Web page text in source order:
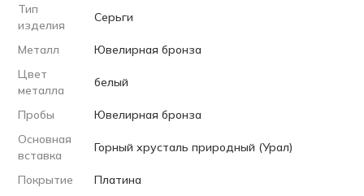
Тип
изделия
Серьги
Металл
Ювелирная бронза
Цвет
металла
белый
Пробы
Ювелирная бронза
Основная
вставка
Горный хрусталь природный (Урал)
Покрытие Платина